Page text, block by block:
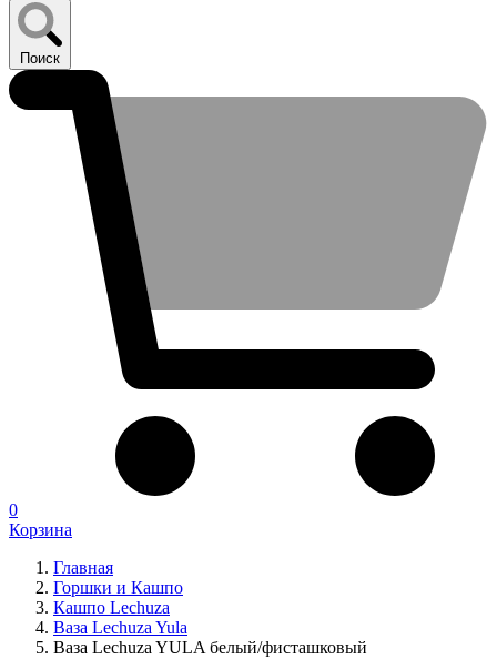
Поиск
0
Корзина
Главная
Горшки и Кашпо
Кашпо Lechuza
Ваза Lechuza Yula
Ваза Lechuza YULA белый/фисташковый